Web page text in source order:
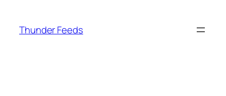
Thunder Feeds